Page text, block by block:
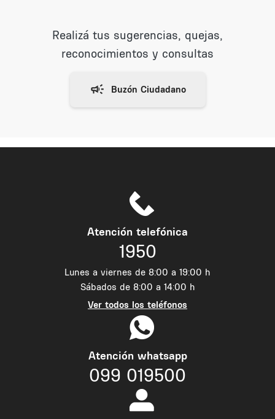
Realizá tus sugerencias, quejas,
reconocimientos y consultas
Atención telefónica
1950
Lunes a viernes de 8:00 a 19:00 h
Sábados de 8:00 a 14:00 h
Ver todos los teléfonos
Atención whatsapp
099 019500